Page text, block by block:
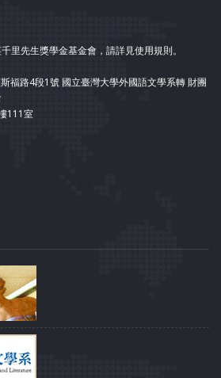
里先生獎學金基金會，請詳見使用規則。
福路4段1號 國立臺灣大學外國語文學系轉 財團
111室